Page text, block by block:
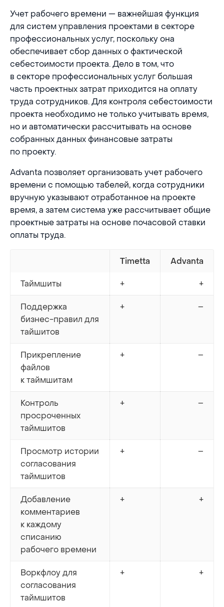
Учет рабочего времени — важнейшая функция
для систем управления проектами в секторе
профессиональных услуг, поскольку она
обеспечивает сбор данных о фактической
себестоимости проекта. Дело в том, что
в секторе профессиональных услуг большая
часть проектных затрат приходится на оплату
труда сотрудников. Для контроля себестоимости
проекта необходимо не только учитывать время,
но и автоматически рассчитывать на основе
собранных данных финансовые затраты
по проекту.
Advanta позволяет организовать учет рабочего
времени с помощью табелей, когда сотрудники
вручную указывают отработанное на проекте
время, а затем система уже рассчитывает общие
проектные затраты на основе почасовой ставки
оплаты труда.
Timetta Advanta
Таймшиты + +
Поддержка
бизнес-правил для
тайшитов
+ –
Прикрепление
файлов
к таймшитам
+ –
Контроль
просроченных
таймшитов
+ –
Просмотр истории
согласования
таймшитов
+ –
Добавление
комментариев
к каждому
списанию
рабочего времени
+ +
Воркфлоу для
согласования
таймшитов
+ +